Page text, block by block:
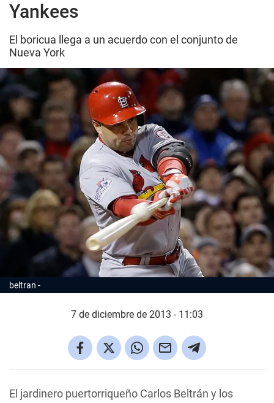
Yankees
El boricua llega a un acuerdo con el conjunto de
Nueva York
beltran
7 de diciembre de 2013 - 11:03
El jardinero puertorriqueño Carlos Beltrán y los